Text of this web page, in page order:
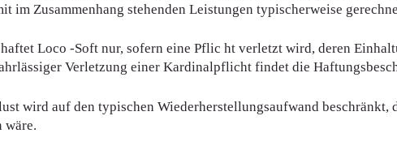
im Zusammenhang stehenden Leistungen typischerweise
Loco -Soft nur, sofern eine Pflic ht verletzt wird, deren
Verletzung einer Kardinalpflicht findet die
wird auf den typischen Wiederherstellungsaufwand
wäre.